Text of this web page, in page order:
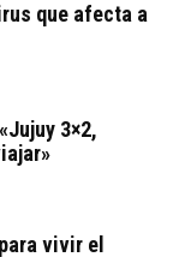
que afecta a
3×2,
vivir el